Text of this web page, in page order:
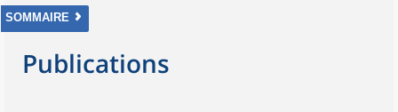
SOMMAIRE
Publications